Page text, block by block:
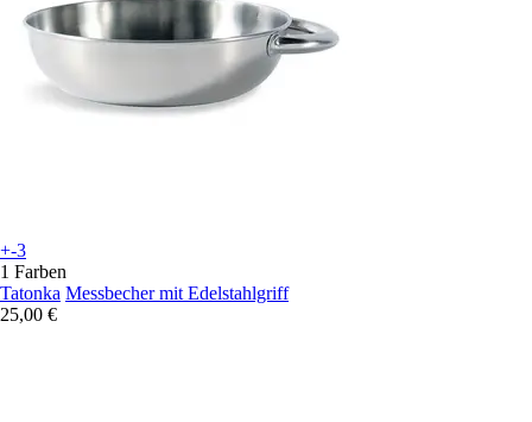
+-3
1 Farben
Tatonka Messbecher mit Edelstahlgriff
25,00 €